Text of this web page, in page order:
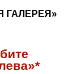
ГАЛЕРЕЯ»